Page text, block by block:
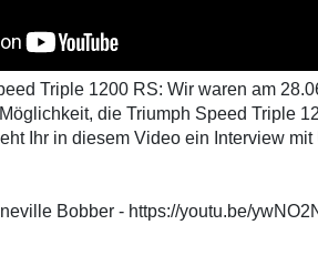
Triple 1200 RS: Wir waren am
die Triumph Speed Triple
Ihr in diesem Video ein Interview
Bobber - https://youtu.be/